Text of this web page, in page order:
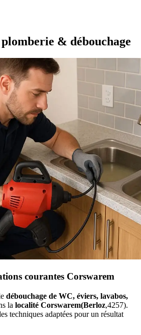
& débouchage
courantes Corswarem
débouchage de WC, éviers, lavabos,
la localité Corswarem(Berloz,4257).
techniques adaptées pour un résultat